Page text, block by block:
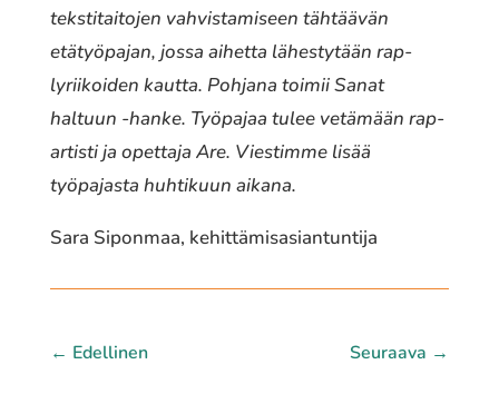
tekstitaitojen vahvistamiseen tähtäävän
etätyöpajan, jossa aihetta lähestytään rap-
lyriikoiden kautta. Pohjana toimii Sanat
haltuun -hanke. Työpajaa tulee vetämään rap-
artisti ja opettaja Are. Viestimme lisää
työpajasta huhtikuun aikana.
Sara Siponmaa, kehittämisasiantuntija
← Edellinen Seuraava →